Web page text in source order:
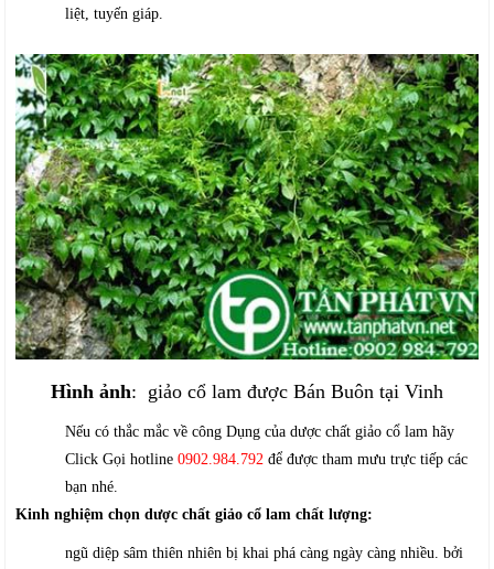
liệt, tuyến giáp.
Hình ảnh: giảo cổ lam được Bán Buôn tại Vinh
Nếu có thắc mắc về công Dụng của dược chất giảo cổ lam hãy
Click Gọi hotline0902.984.792 để được tham mưu trực tiếp các
bạn nhé.
Kinh nghiệm chọn dược chất giảo cổ lam chất lượng:
ngũ diệp sâm thiên nhiên bị khai phá càng ngày càng nhiều. bởi